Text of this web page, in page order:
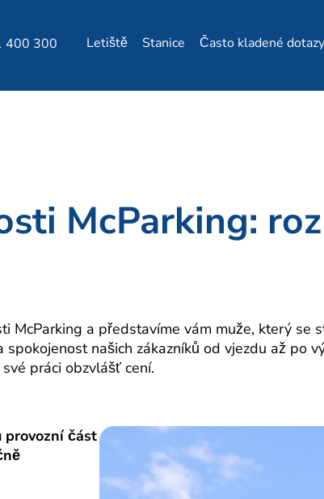
400 300 Letiště Stanice Často kladené
McParking:
McParking a představíme vám muže, který se
našich zákazníků od vjezdu až po
práci obzvlášť cení.
provozní část